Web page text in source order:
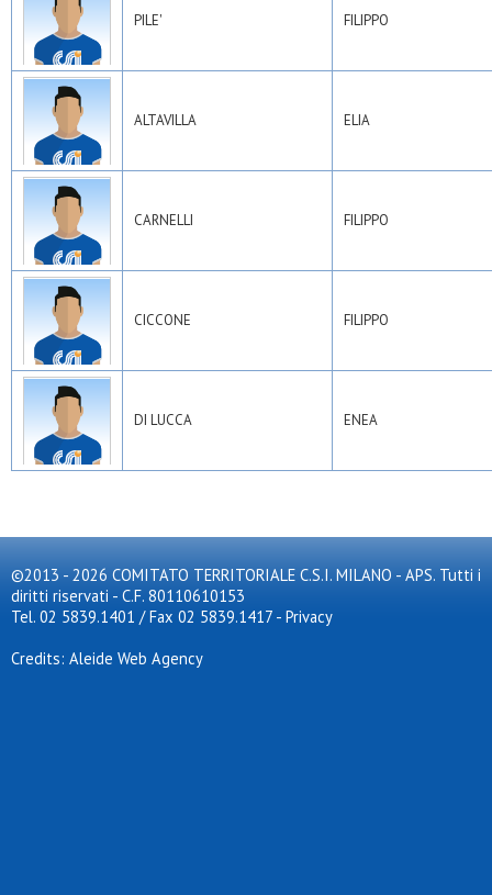
PILE' FILIPPO
ALTAVILLA ELIA
CARNELLI FILIPPO
CICCONE FILIPPO
DI LUCCA ENEA
©2013 - 2026 COMITATO TERRITORIALE C.S.I. MILANO - APS. Tutti i
diritti riservati - C.F. 80110610153
Tel. 02 5839.1401 / Fax 02 5839.1417 - Privacy
Credits: Aleide Web Agency